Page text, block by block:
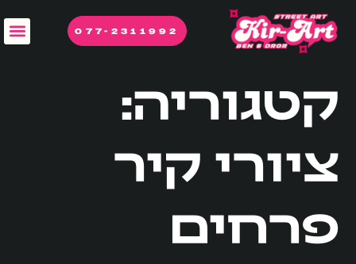
לתוכן
077-2311992
קטגוריה:
ציורי קיר
פרחים